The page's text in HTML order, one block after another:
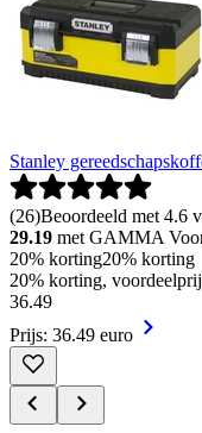
Stanley
(26)Beoordeeld met 4.6
29.19 met GAMMA
20% korting20% korting
20% korting,
36.49
Prijs: 36.49 euro